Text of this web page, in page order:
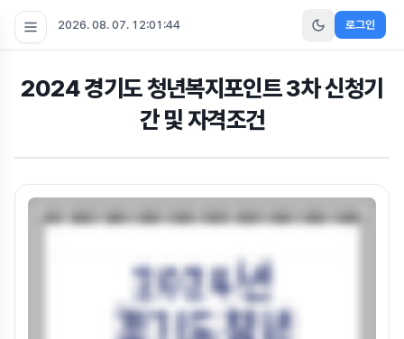
2026. 08. 07. 12:01:45 로그인
2024 경기도 청년복지포인트 3차 신청기
간 및 자격조건